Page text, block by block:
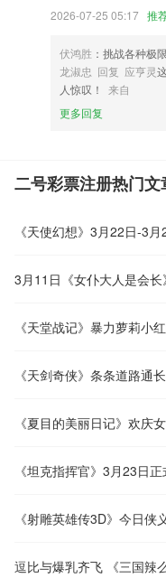
2026-07-25 05:17 推
伏鸿胜 ：挑战各种极
龙淑忠 回复 应亨灵
人惊叹！
来自
更多回复
二号彩票注册热门文
《天堂战记》暴力萝莉小
《坦克指挥官》3月23日